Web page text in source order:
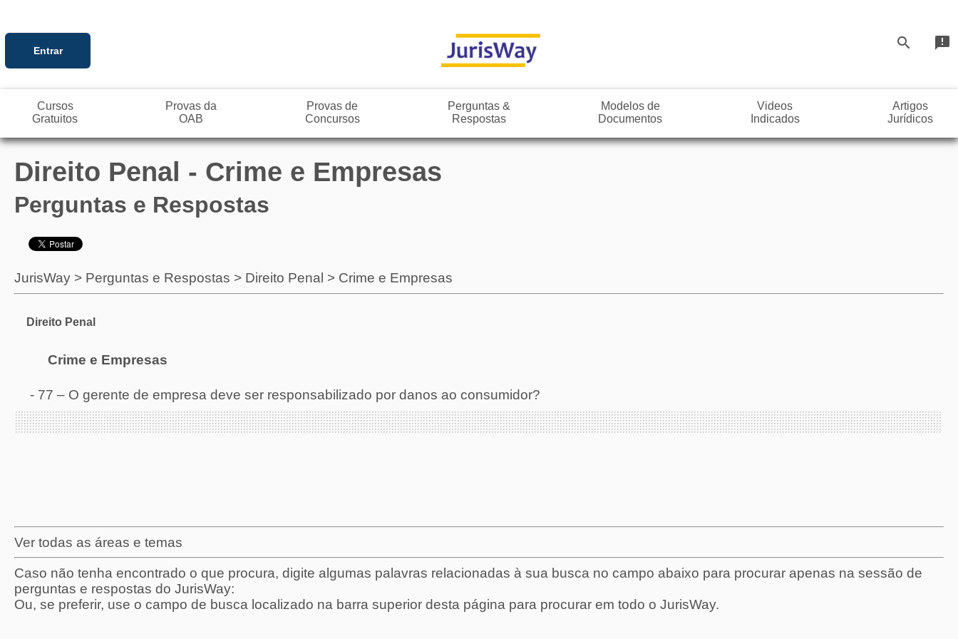
Entrar search announcement
Cursos
Gratuitos
Provas da
OAB
Provas de
Concursos
Perguntas &
Respostas
Modelos de
Documentos
Videos
Indicados
Artigos
Jurídicos
Direito Penal - Crime e Empresas
Perguntas e Respostas
JurisWay > Perguntas e Respostas > Direito Penal > Crime e Empresas
Direito Penal
Crime e Empresas
- 77 – O gerente de empresa deve ser responsabilizado por danos ao consumidor?
Ver todas as áreas e temas
Caso não tenha encontrado o que procura, digite algumas palavras relacionadas à sua busca no campo abaixo para procurar apenas na sessão de
perguntas e respostas do JurisWay:
Ou, se preferir, use o campo de busca localizado na barra superior desta página para procurar em todo o JurisWay.